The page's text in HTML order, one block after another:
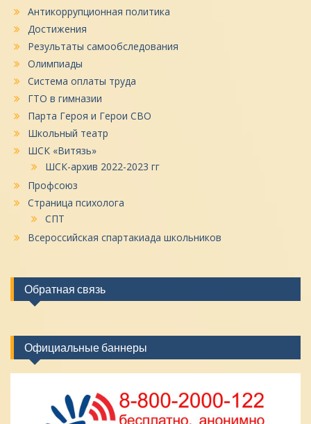
Антикоррупционная политика
Достижения
Результаты самообследования
Олимпиады
Система оплаты труда
ГТО в гимназии
Парта Героя и Герои СВО
Школьный театр
ШСК «Витязь»
ШСК-архив 2022-2023 гг
Профсоюз
Страница психолога
СПТ
Всероссийская спартакиада школьников
Обратная связь
Официальные баннеры